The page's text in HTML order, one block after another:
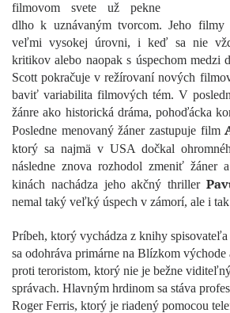
filmovom svete už pekne
dlho k uznávaným tvorcom. Jeho filmy
veľmi vysokej úrovni, i keď sa nie
kritikov alebo naopak s úspechom medzi
Scott pokračuje v režírovaní nových
baviť variabilita filmových tém. V
žánre ako historická dráma, pohoďácka
Posledne menovaný žáner zastupuje film
ktorý sa najmä v USA dočkal
následne znova rozhodol zmeniť žáner
kinách nachádza jeho akčný thriller
nemal taký veľký úspech v zámorí, ale i
Príbeh, ktorý vychádza z knihy spisovateľa
sa odohráva primárne na Blízkom východe
proti teroristom, ktorý nie je bežne
správach. Hlavným hrdinom sa stáva
Roger Ferris, ktorý je riadený pomocou